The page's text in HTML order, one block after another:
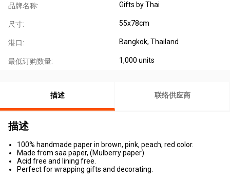
品牌名称: Gifts by Thai
尺寸: 55x78cm
港口: Bangkok, Thailand
最低订购数量: 1,000 units
描述 联络供应商
描述
100% handmade paper in brown, pink, peach, red color.
Made from saa paper, (Mulberry paper).
Acid free and lining free.
Perfect for wrapping gifts and decorating.